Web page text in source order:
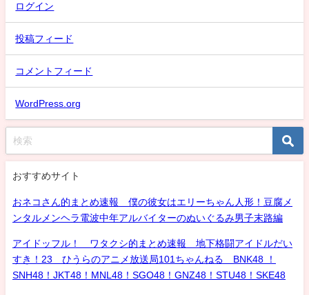
ログイン
投稿フィード
コメントフィード
WordPress.org
おすすめサイト
おネコさん的まとめ速報 僕の彼女はエリーちゃん人形！豆腐メ
ンタルメンヘラ電波中年アルバイターのぬいぐるみ男子末路編
アイドッフル！ ワタクシ的まとめ速報 地下格闘アイドルだい
すき！23 ひうらのアニメ放送局101ちゃんねる BNK48 ！
SNH48！JKT48！MNL48！SGO48！GNZ48！STU48！SKE48